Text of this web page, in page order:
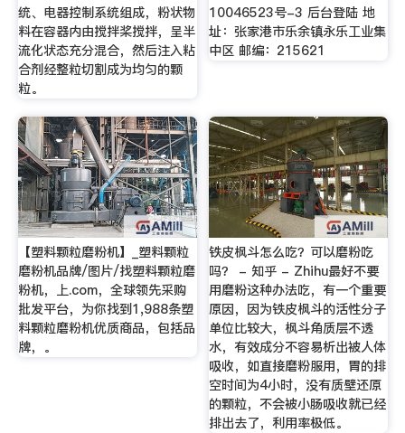
统、电器控制系统组成，粉状物
料在容器内由搅拌桨搅拌，呈半
流化状态充分混合，然后注入粘
合剂经整粒切割成为均匀的颗
粒。
10046523号-3 后台登陆 地
址：张家港市乐余镇永乐工业集
中区 邮编：215621
【塑料颗粒磨粉机】_塑料颗粒
磨粉机品牌/图片/找塑料颗粒磨
粉机，上.com，全球领先采购
批发平台，为你找到1,988条塑
料颗粒磨粉机优质商品，包括品
牌，。
铁皮枫斗怎么吃？可以磨粉吃
吗？ - 知乎 - Zhihu最好不要
用磨粉这种办法吃，有一个重要
原因，因为铁皮枫斗的活性分子
单位比较大，枫斗角质层不透
水，有效成分不容易析出被人体
吸收，如直接磨粉服用，胃的排
空时间为4小时，没有质壁还原
的颗粒，不会被小肠吸收就已经
排出去了，利用率极低。